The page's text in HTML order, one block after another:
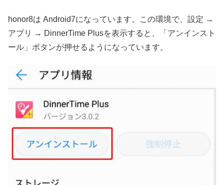
honor8は Android7になっています。この環境で、設定 →
アプリ → DinnerTime Plusを表示すると、「アンインスト
ール」ボタンが押せるようになっています。